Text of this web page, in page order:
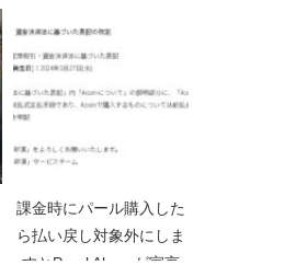
課金時にパール購入した
ら払い戻し対象外にしま